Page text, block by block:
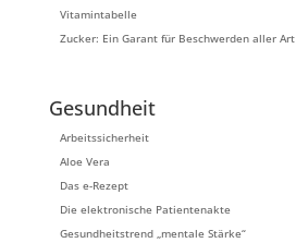
Vitamintabelle
Zucker: Ein Garant für Beschwerden aller Art
Gesundheit
Arbeitssicherheit
Aloe Vera
Das e-Rezept
Die elektronische Patientenakte
Gesundheitstrend „mentale Stärke“